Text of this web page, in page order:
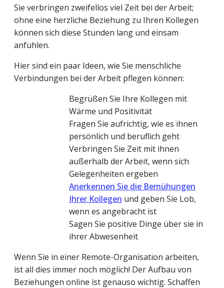
Sie verbringen zweifellos viel Zeit bei der Arbeit;
ohne eine herzliche Beziehung zu Ihren Kollegen
können sich diese Stunden lang und einsam
anfühlen.
Hier sind ein paar Ideen, wie Sie menschliche
Verbindungen bei der Arbeit pflegen können:
Begrüßen Sie Ihre Kollegen mit
Wärme und Positivität
Fragen Sie aufrichtig, wie es ihnen
persönlich und beruflich geht
Verbringen Sie Zeit mit ihnen
außerhalb der Arbeit, wenn sich
Gelegenheiten ergeben
Anerkennen Sie die Bemühungen
Ihrer Kollegen und geben Sie Lob,
wenn es angebracht ist
Sagen Sie positive Dinge über sie in
ihrer Abwesenheit
Wenn Sie in einer Remote-Organisation arbeiten,
ist all dies immer noch möglich! Der Aufbau von
Beziehungen online ist genauso wichtig. Schaffen